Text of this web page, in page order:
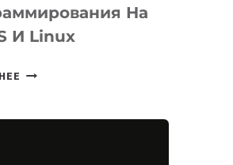
На
И Linux
META